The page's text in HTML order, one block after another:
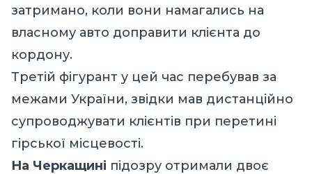
затримано, коли вони намагались на
власному авто доправити клієнта до
кордону.
Третій фігурант у цей час перебував за
межами України, звідки мав дистанційно
супроводжувати клієнтів при перетині
гірської місцевості.
На Черкащині підозру отримали двоє